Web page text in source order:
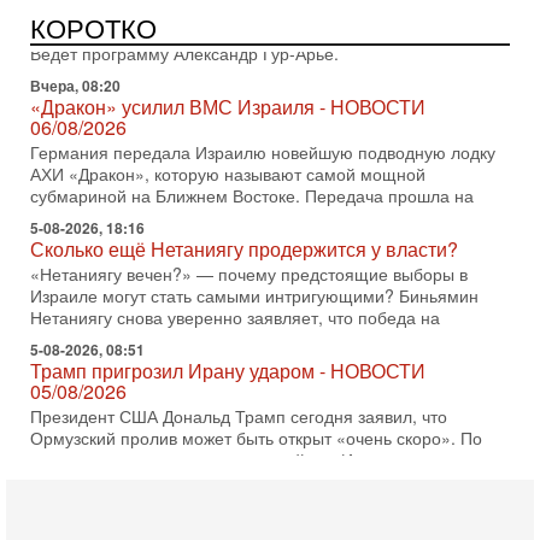
КОРОТКО
ЦАХАЛа в отставке, писатель, журналист, военный историк.
Ведет программу Александр Гур-Арье.
Вчера, 08:20
«Дракон» усилил ВМС Израиля - НОВОСТИ
06/08/2026
Германия передала Израилю новейшую подводную лодку
АХИ «Дракон», которую называют самой мощной
субмариной на Ближнем Востоке. Передача прошла на
5-08-2026, 18:16
Сколько ещё Нетаниягу продержится у власти?
«Нетаниягу вечен?» — почему предстоящие выборы в
Израиле могут стать самыми интригующими? Биньямин
Нетаниягу снова уверенно заявляет, что победа на
5-08-2026, 08:51
Трамп пригрозил Ирану ударом - НОВОСТИ
05/08/2026
Президент США Дональд Трамп сегодня заявил, что
Ормузский пролив может быть открыт «очень скоро». По
его словам, если этого не произойдет, Иран ждет